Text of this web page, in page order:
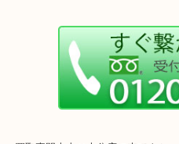
・ご来店前に確認しておきたい